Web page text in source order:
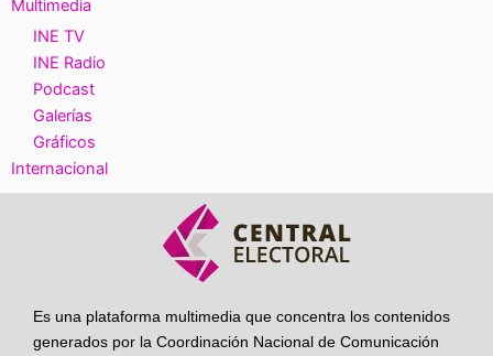
Multimedia
INE TV
INE Radio
Podcast
Galerías
Gráficos
Internacional
Es una plataforma multimedia que concentra los contenidos
generados por la Coordinación Nacional de Comunicación